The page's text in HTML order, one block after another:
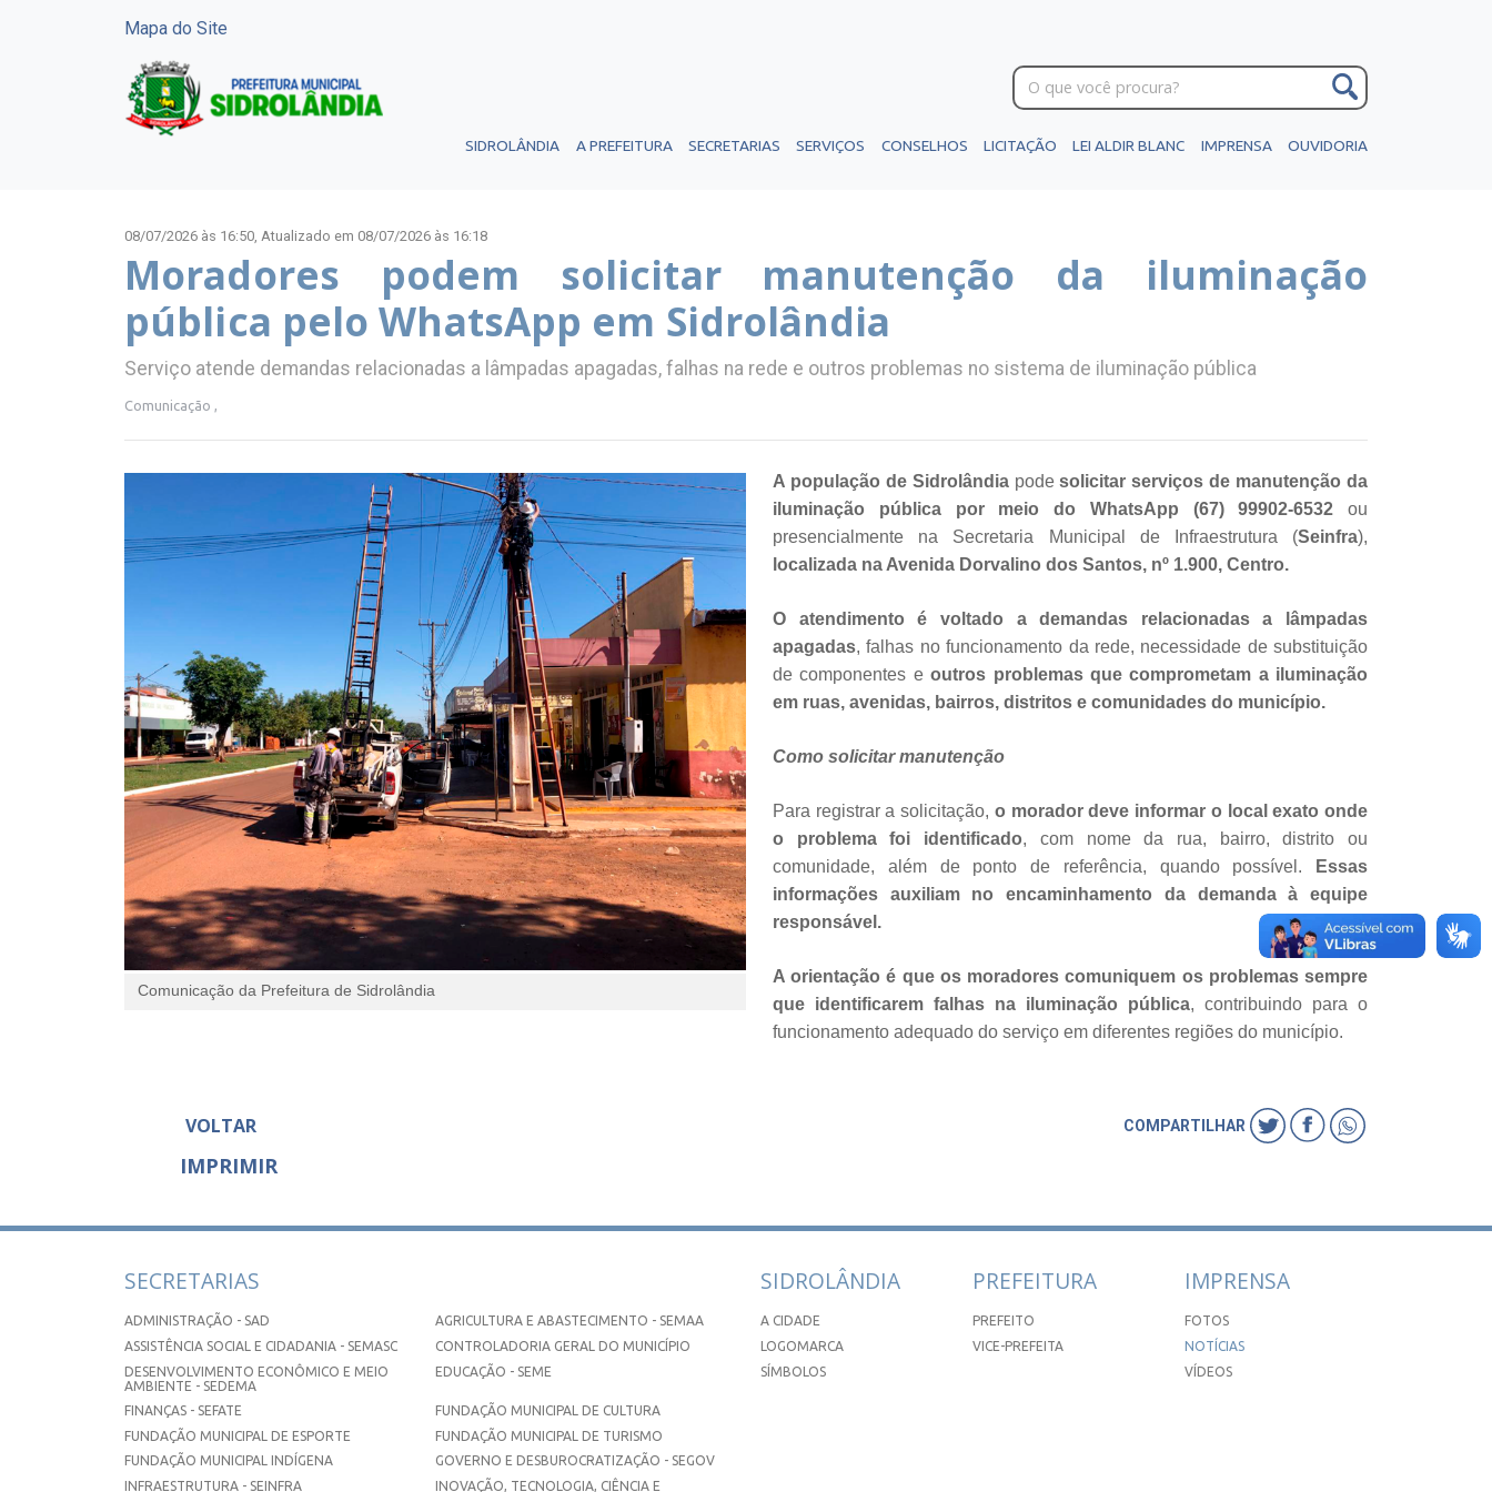
Mapa do Site
SIDROLÂNDIA A PREFEITURA SECRETARIAS SERVIÇOS CONSELHOS LICITAÇÃO LEI ALDIR BLANC IMPRENSA OUVIDORIA
08/07/2026 às 16:50, Atualizado em 08/07/2026 às 16:18
Moradores podem solicitar manutenção da iluminação
pública pelo WhatsApp em Sidrolândia
Serviço atende demandas relacionadas a lâmpadas apagadas, falhas na rede e outros problemas no sistema de iluminação pública
Comunicação ,
Comunicação da Prefeitura de Sidrolândia
A população de Sidrolândiapodesolicitar serviços de manutenção da
iluminação pública por meio do WhatsApp (67) 99902-6532 ou
presencialmente na Secretaria Municipal de Infraestrutura (Seinfra),
localizada na Avenida Dorvalino dos Santos, nº 1.900, Centro.
O atendimento é voltado a demandas relacionadas a lâmpadas
apagadas, falhas no funcionamento da rede, necessidade de substituição
de componentes eoutros problemas que comprometam a iluminação
em ruas, avenidas, bairros, distritos e comunidades do município.
Como solicitar manutenção
Para registrar a solicitação, o morador deve informar o local exato onde
o problema foi identificado, com nome da rua, bairro, distrito ou
comunidade, além de ponto de referência, quando possível.
Essas
informações auxiliam no encaminhamento da demanda à equipe
responsável.
A orientação é que os moradores comuniquem os problemas sempre
que identificarem falhas na iluminação pública, contribuindo para o
funcionamento adequado do serviço em diferentes regiões do município.
VOLTAR
IMPRIMIR
COMPARTILHAR
SECRETARIAS
ADMINISTRAÇÃO - SAD
AGRICULTURA E ABASTECIMENTO - SEMAA
ASSISTÊNCIA SOCIAL E CIDADANIA - SEMASC
CONTROLADORIA GERAL DO MUNICÍPIO
DESENVOLVIMENTO ECONÔMICO E MEIO
AMBIENTE - SEDEMA
EDUCAÇÃO - SEME
FINANÇAS - SEFATE
FUNDAÇÃO MUNICIPAL DE CULTURA
FUNDAÇÃO MUNICIPAL DE ESPORTE
FUNDAÇÃO MUNICIPAL DE TURISMO
FUNDAÇÃO MUNICIPAL INDÍGENA
GOVERNO E DESBUROCRATIZAÇÃO - SEGOV
INFRAESTRUTURA - SEINFRA
INOVAÇÃO, TECNOLOGIA, CIÊNCIA E
SIDROLÂNDIA
A CIDADE
LOGOMARCA
SÍMBOLOS
PREFEITURA
PREFEITO
VICE-PREFEITA
IMPRENSA
FOTOS
NOTÍCIAS
VÍDEOS